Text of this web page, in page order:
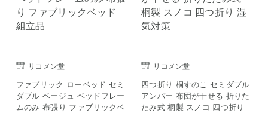
リコメン堂
ファブリック ローベッド セミ
ダブル ベージュ ベッドフレー
ムのみ 布張り ファブリックベ
リコメン堂
四つ折り 桐すのこ セミダブル
アンバー 布団が干せる 折りた
たみ式 桐製 スノコ 四つ折り